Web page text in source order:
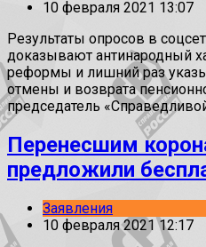
10 февраля 2021 13:07
Результаты опросов в
доказывают антинародный
реформы и лишний раз
отмены и возврата
председатель
Перенесшим
предложили
Заявления
10 февраля 2021 12:17